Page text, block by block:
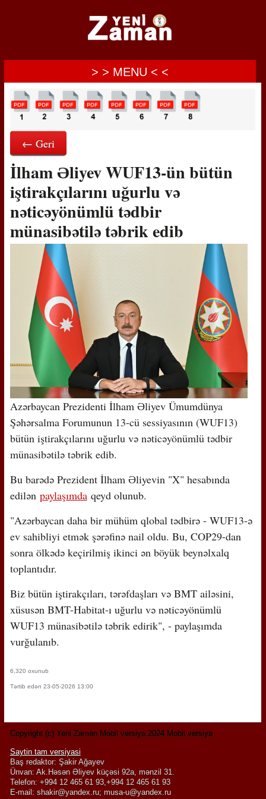
> > MENU < <
← Geri
İlham Əliyev WUF13-ün bütün
iştirakçılarını uğurlu və
nəticəyönümlü tədbir
münasibətilə təbrik edib
Azərbaycan Prezidenti İlham Əliyev Ümumdünya
Şəhərsalma Forumunun 13-cü sessiyasının (WUF13)
bütün iştirakçılarını uğurlu və nəticəyönümlü tədbir
münasibətilə təbrik edib.
Bu barədə Prezident İlham Əliyevin "X" hesabında
edilən paylaşımdaqeyd olunub.
"Azərbaycan daha bir mühüm qlobal tədbirə - WUF13-ə
ev sahibliyi etmək şərəfinə nail oldu. Bu, COP29-dan
sonra ölkədə keçirilmiş ikinci ən böyük beynəlxalq
toplantıdır.
Biz bütün iştirakçıları, tərəfdaşları və BMT ailəsini,
xüsusən BMT-Habitat-ı uğurlu və nəticəyönümlü
WUF13 münasibətilə təbrik edirik", - paylaşımda
vurğulanıb.
6,320 oxunub
Tərtib edən 23-05-2026 13:00
Copyright (c) Yeni Zaman Mobil versiya 2024 Mobil versiya
Saytin tam versiyasi
Baş redaktor: Şakir Ağayev
Ünvan: Ak.Həsən Əliyev küçəsi 92a, mənzil 31.
Telefon: +994 12 465 61 93,+994 12 465 61 93
E-mail: shakir@yandex.ru; musa-u@yandex.ru